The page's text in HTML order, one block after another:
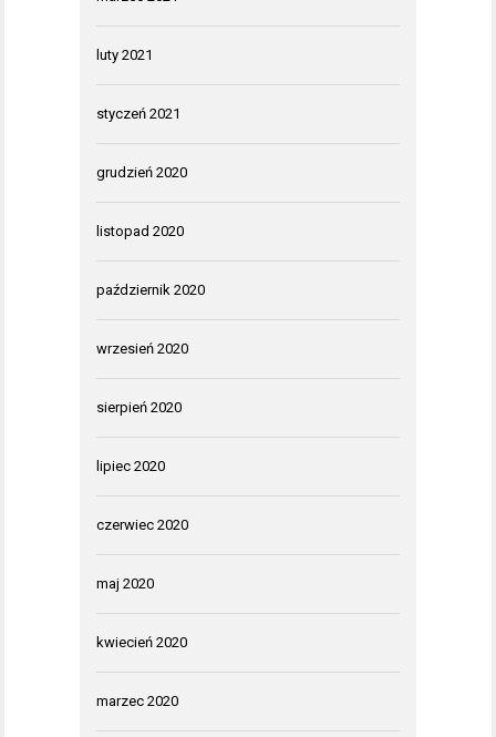
luty 2021
styczeń 2021
grudzień 2020
listopad 2020
październik 2020
wrzesień 2020
sierpień 2020
lipiec 2020
czerwiec 2020
maj 2020
kwiecień 2020
marzec 2020